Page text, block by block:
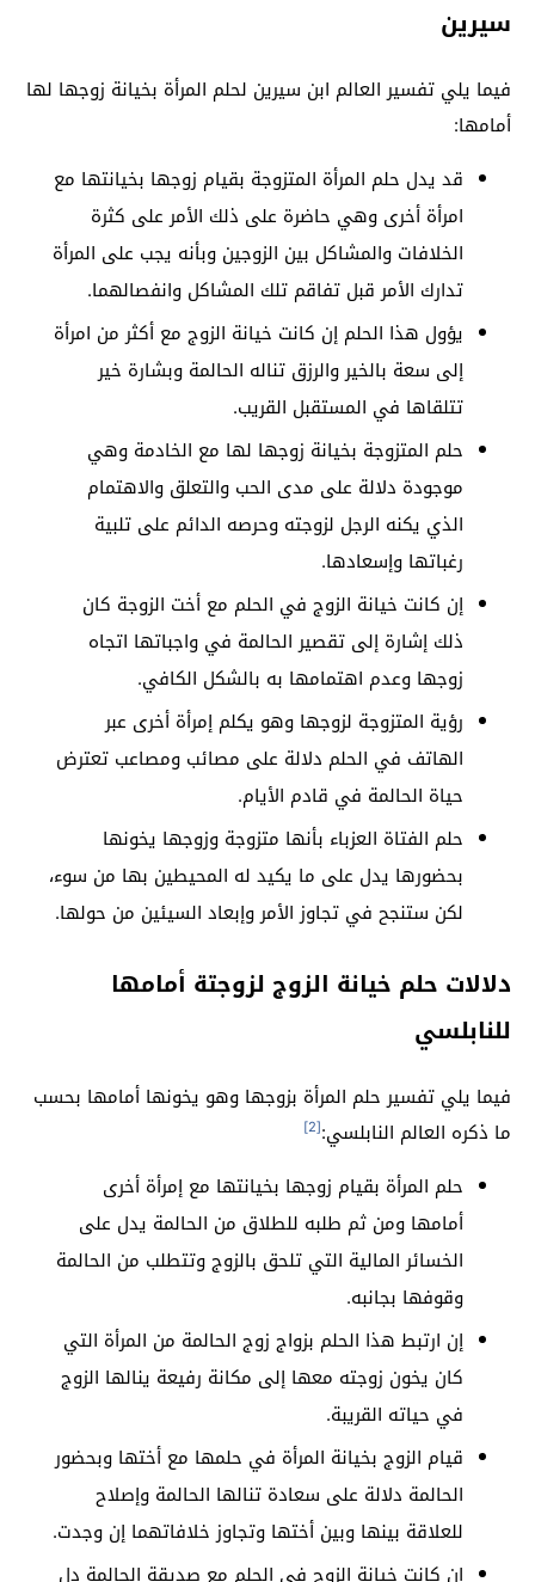
سيرين
فيما يلي تفسير العالم ابن سيرين لحلم المرأة بخيانة زوجها لها
أمامها:
قد يدل حلم المرأة المتزوجة بقيام زوجها بخيانتها مع
امرأة أخرى وهي حاضرة على ذلك الأمر على كثرة
الخلافات والمشاكل بين الزوجين وبأنه يجب على المرأة
تدارك الأمر قبل تفاقم تلك المشاكل وانفصالهما.
يؤول هذا الحلم إن كانت خيانة الزوج مع أكثر من امرأة
إلى سعة بالخير والرزق تناله الحالمة وبشارة خير
تتلقاها في المستقبل القريب.
حلم المتزوجة بخيانة زوجها لها مع الخادمة وهي
موجودة دلالة على مدى الحب والتعلق والاهتمام
الذي يكنه الرجل لزوجته وحرصه الدائم على تلبية
رغباتها وإسعادها.
إن كانت خيانة الزوج في الحلم مع أخت الزوجة كان
ذلك إشارة إلى تقصير الحالمة في واجباتها اتجاه
زوجها وعدم اهتمامها به بالشكل الكافي.
رؤية المتزوجة لزوجها وهو يكلم إمرأة أخرى عبر
الهاتف في الحلم دلالة على مصائب ومصاعب تعترض
حياة الحالمة في قادم الأيام.
حلم الفتاة العزباء بأنها متزوجة وزوجها يخونها
بحضورها يدل على ما يكيد له المحيطين بها من سوء،
لكن ستنجح في تجاوز الأمر وإبعاد السيئين من حولها.
دلالات حلم خيانة الزوج لزوجتة أمامها
للنابلسي
فيما يلي تفسير حلم المرأة بزوجها وهو يخونها أمامها بحسب
ما ذكره العالم النابلسي:[2]
حلم المرأة بقيام زوجها بخيانتها مع إمرأة أخرى
أمامها ومن ثم طلبه للطلاق من الحالمة يدل على
الخسائر المالية التي تلحق بالزوج وتتطلب من الحالمة
وقوفها بجانبه.
إن ارتبط هذا الحلم بزواج زوج الحالمة من المرأة التي
كان يخون زوجته معها إلى مكانة رفيعة ينالها الزوج
في حياته القريبة.
قيام الزوج بخيانة المرأة في حلمها مع أختها وبحضور
الحالمة دلالة على سعادة تنالها الحالمة وإصلاح
للعلاقة بينها وبين أختها وتجاوز خلافاتهما إن وجدت.
إن كانت خيانة الزوج في الحلم مع صديقة الحالمة دل